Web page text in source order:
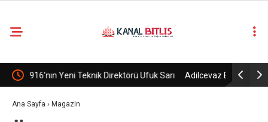
YAZARLAR
Sarı Adilcevaz Belde Belediyesi, Ak Parti’ye geçti. Terör
Ana Sayfa › Magazin